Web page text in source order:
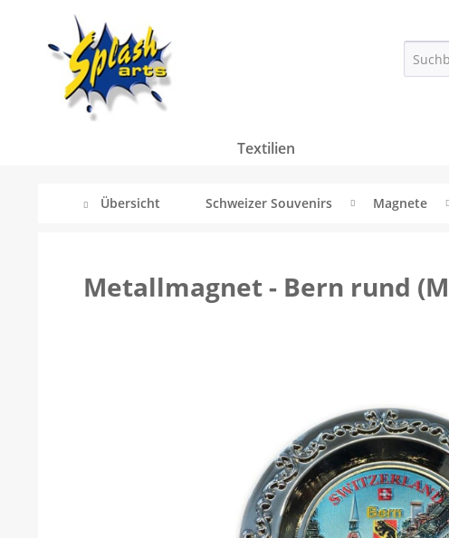
Textilien
Übersicht Schweizer Souvenirs Magnete
Metallmagnet - Bern rund